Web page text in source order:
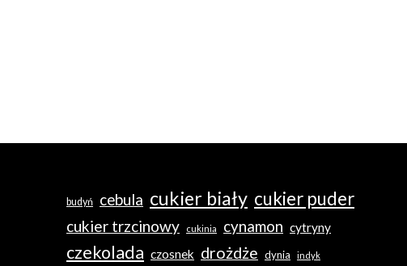
budyń cebula cukier biały cukier puder
cukier trzcinowy cukinia cynamon cytryny
czekolada czosnek drożdże dynia indyk